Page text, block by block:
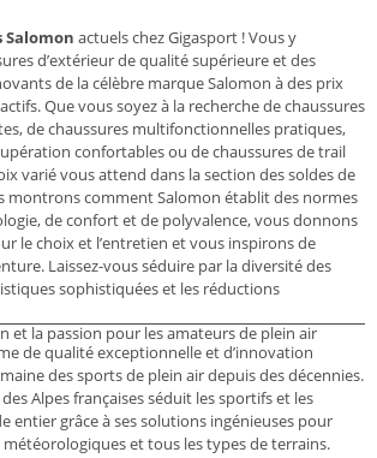
Salomon actuels chez Gigasport ! Vous y
d’extérieur de qualité supérieure et des
de la célèbre marque Salomon à des prix
Que vous soyez à la recherche de chaussures
de chaussures multifonctionnelles pratiques,
confortables ou de chaussures de trail
varié vous attend dans la section des soldes de
montrons comment Salomon établit des normes
de confort et de polyvalence, vous donnons
le choix et l’entretien et vous inspirons de
Laissez-vous séduire par la diversité des
sophistiquées et les réductions
et la passion pour les amateurs de plein air
de qualité exceptionnelle et d’innovation
des sports de plein air depuis des décennies.
Alpes françaises séduit les sportifs et les
entier grâce à ses solutions ingénieuses pour
et tous les types de terrains.